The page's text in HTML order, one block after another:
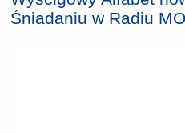
Śniadaniu w Radiu